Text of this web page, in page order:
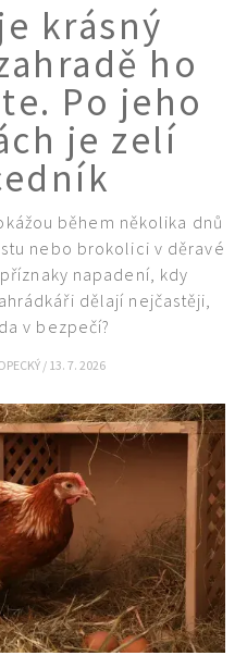
krásný
ho
Po jeho
je zelí
během několika dnů
nebo brokolici v děravé
napadení, kdy
dělají nejčastěji,
v bezpečí?
/ 13. 7. 2026